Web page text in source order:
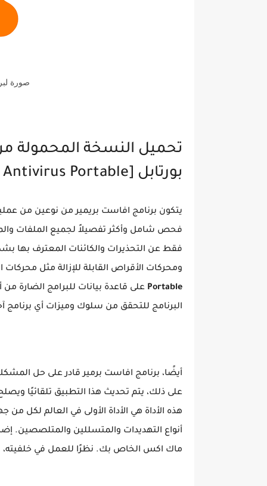
صورة
تحميل النسخة المحمولة
بورتابل [Avast Antivirus Portable]:
يتكون برنامج افاست بريمير من نوعين من
فحص شامل وأكثر تفصيلاً لجميع الملفات
فقط عن التحذيرات والكائنات المعترف بها
ومحركات الأقراص القابلة للإزالة مثل
Portable على قاعدة بيانات للبرامج الضارة
البرنامج للتحقق من سلوك وميزات أي
أيضًا، برنامج افاست برمير قادر على حل
على ذلك، يتم تحديث هذا التطبيق تلقائيًا
هذه الأداة هي الأداة الأولى في العالم
أنواع التهديدات والمتسللين والمتلصصين.
ماك اكس الخاص بك. نظرًا للعمل في